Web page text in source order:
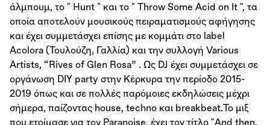
άλμπουμ, το " Hunt " και το " Throw Some Acid on It ", τα
οποία αποτελούν μουσικούς πειραματισμούς αφήγησης
και έχει συμμετάσχει επίσης με κομμάτι στο label
Acolora (Τουλούζη, Γαλλία) και την συλλογή Various
Artists, “Rives of Glen Rosa” . Ως DJ έχει συμμετάσχει σε
οργάνωση DIY party στην Κέρκυρα την περίοδο 2015-
2019 όπως και σε πολλές παρόμοιες εκδηλώσεις μέχρι
σήμερα, παίζοντας house, techno και breakbeat.Το μιξ
που ετοίμασε για τον Paranoise, έχει τον τίτλο "And then,